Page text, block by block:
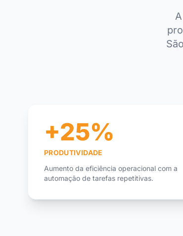
+25%
PRODUTIVIDADE
Aumento da eficiência operacional com a
automação de tarefas repetitivas.